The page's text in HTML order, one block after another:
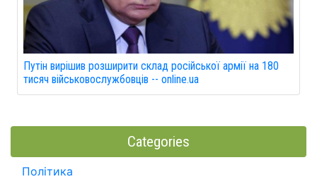
Путін вирішив розширити склад російської армії на 180
тисяч військовослужбовців -- online.ua
Categories
Політика